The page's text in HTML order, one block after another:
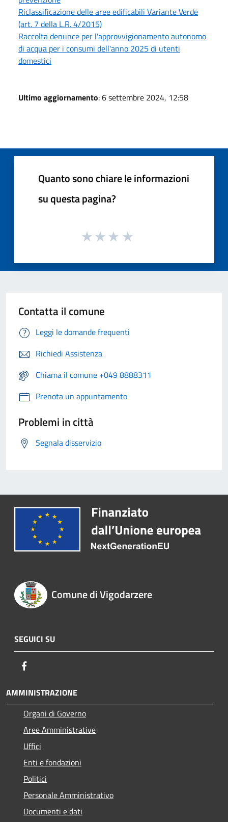
Riclassificazione delle aree edificabili Variante Verde
(art. 7 della L.R. 4/2015)
Raccolta denunce per l'approvvigionamento autonomo
di acqua per i consumi dell'anno 2025 di utenti
domestici
Ultimo aggiornamento: 6 settembre 2024, 12:58
Quanto sono chiare le informazioni
su questa pagina?
Contatta il comune
Leggi le domande frequenti
Richiedi Assistenza
Chiama il comune +049 8888311
Prenota un appuntamento
Problemi in città
Segnala disservizio
Comune di Vigodarzere
SEGUICI SU
AMMINISTRAZIONE
Organi di Governo
Aree Amministrative
Uffici
Enti e fondazioni
Politici
Personale Amministrativo
Documenti e dati